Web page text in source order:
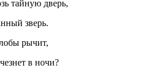
тайную дверь,
зверь.
рычит,
в ночи?